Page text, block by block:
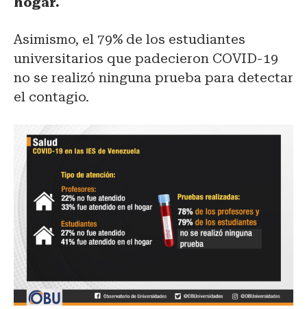
Asimismo, el 79% de los estudiantes
universitarios que padecieron COVID-19
no se realizó ninguna prueba para detectar
el contagio.